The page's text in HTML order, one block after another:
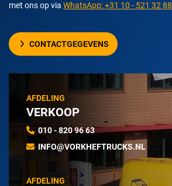
met ons op via WhatsApp: +31 10 - 521 32 88
CONTACTGEGEVENS
AFDELING
VERKOOP
010 - 820 96 63
INFO@VORKHEFTRUCKS.NL
AFDELING